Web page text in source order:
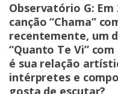
Observatório G:
canção “Chama”
recentemente, um
“Quanto Te Vi”
é sua relação
intérpretes e
gosta de escutar?